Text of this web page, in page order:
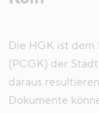
Die HGK ist
(PCGK) der
daraus
Dokumente